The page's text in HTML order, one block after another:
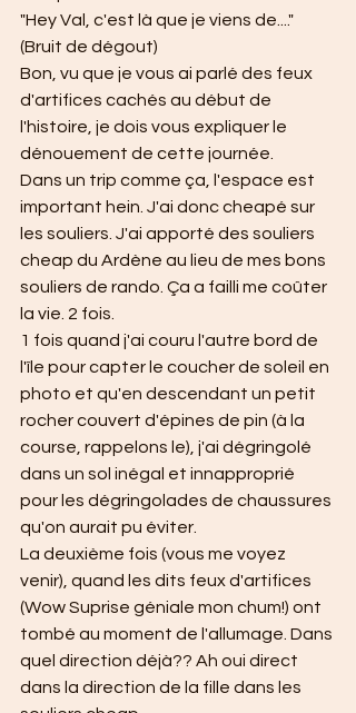
"Hey Val, c'est là que je viens de...."
(Bruit de dégout)
Bon, vu que je vous ai parlé des feux
d'artifices cachés au début de
l'histoire, je dois vous expliquer le
dénouement de cette journée.
Dans un trip comme ça, l'espace est
important hein. J'ai donc cheapé sur
les souliers. J'ai apporté des souliers
cheap du Ardène au lieu de mes bons
souliers de rando. Ça a failli me coûter
la vie. 2 fois.
1 fois quand j'ai couru l'autre bord de
l'île pour capter le coucher de soleil en
photo et qu'en descendant un petit
rocher couvert d'épines de pin (à la
course, rappelons le), j'ai dégringolé
dans un sol inégal et innapproprié
pour les dégringolades de chaussures
qu'on aurait pu éviter.
La deuxième fois (vous me voyez
venir), quand les dits feux d'artifices
(Wow Suprise géniale mon chum!) ont
tombé au moment de l'allumage. Dans
quel direction déjà?? Ah oui direct
dans la direction de la fille dans les